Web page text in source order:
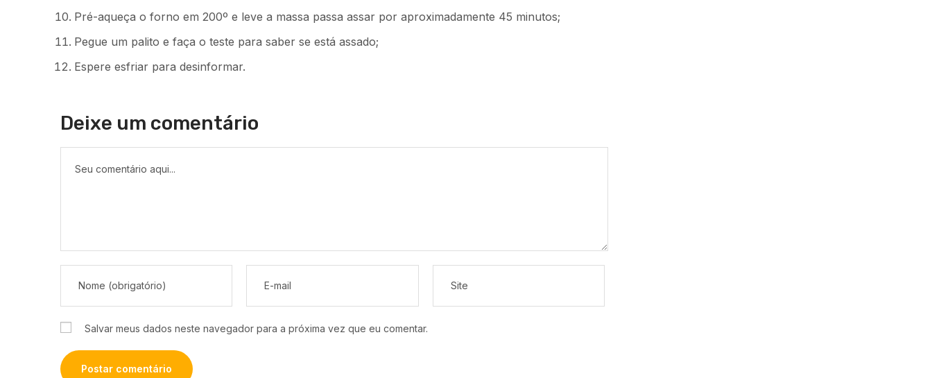
Pré-aqueça o forno em 200º e leve a massa passa assar por aproximadamente 45 minutos;
Pegue um palito e faça o teste para saber se está assado;
Espere esfriar para desinformar.
Deixe um comentário
Salvar meus dados neste navegador para a próxima vez que eu comentar.